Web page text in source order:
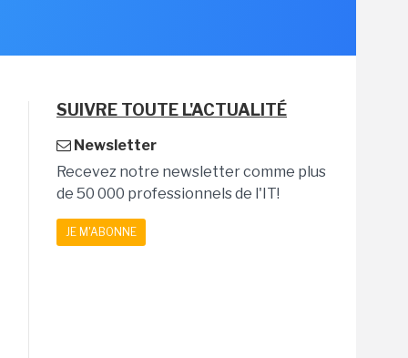
SUIVRE TOUTE L'ACTUALITÉ
Newsletter
Recevez notre newsletter comme plus
de 50 000 professionnels de l'IT!
JE M'ABONNE